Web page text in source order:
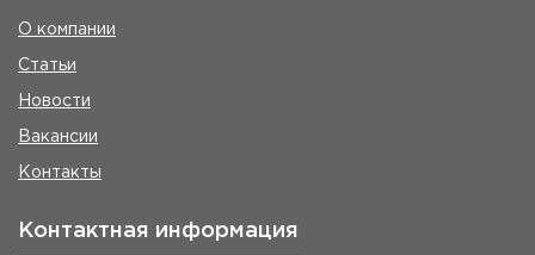
О компании
Статьи
Новости
Вакансии
Контакты
Контактная информация